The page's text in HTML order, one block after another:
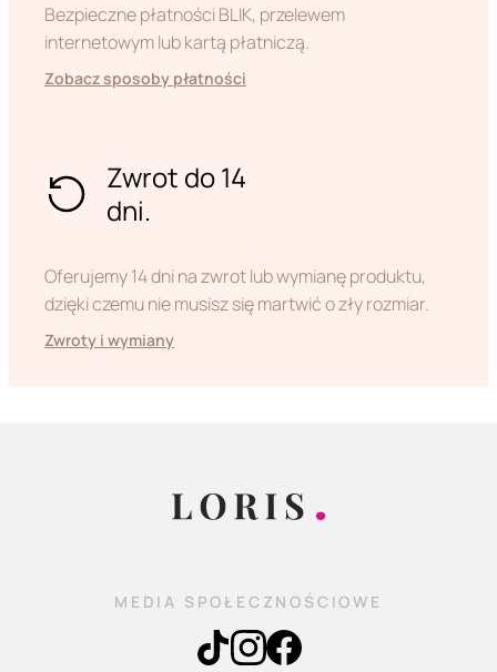
Bezpieczne płatności BLIK, przelewem
internetowym lub kartą płatniczą.
Zobacz sposoby płatności
Zwrot do 14
dni.
Oferujemy 14 dni na zwrot lub wymianę produktu,
dzięki czemu nie musisz się martwić o zły rozmiar.
Zwroty i wymiany
MEDIA SPOŁECZNOŚCIOWE